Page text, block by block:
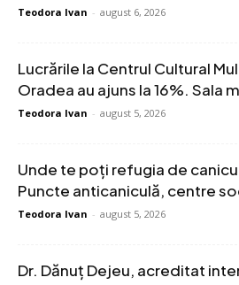
Teodora Ivan - august 6, 2026
Lucrările la Centrul Cultural
Oradea au ajuns la 16%. Sala
Teodora Ivan - august 5, 2026
Unde te poți refugia de
Puncte anticaniculă, centre
Teodora Ivan - august 5, 2026
Dr. Dănuț Dejeu, acreditat